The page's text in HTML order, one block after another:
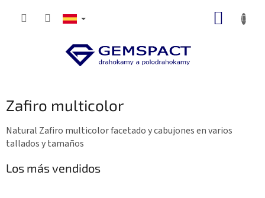
CESTA
Zafiro multicolor
Natural Zafiro multicolor facetado y cabujones en varios
tallados y tamaños
Los más vendidos